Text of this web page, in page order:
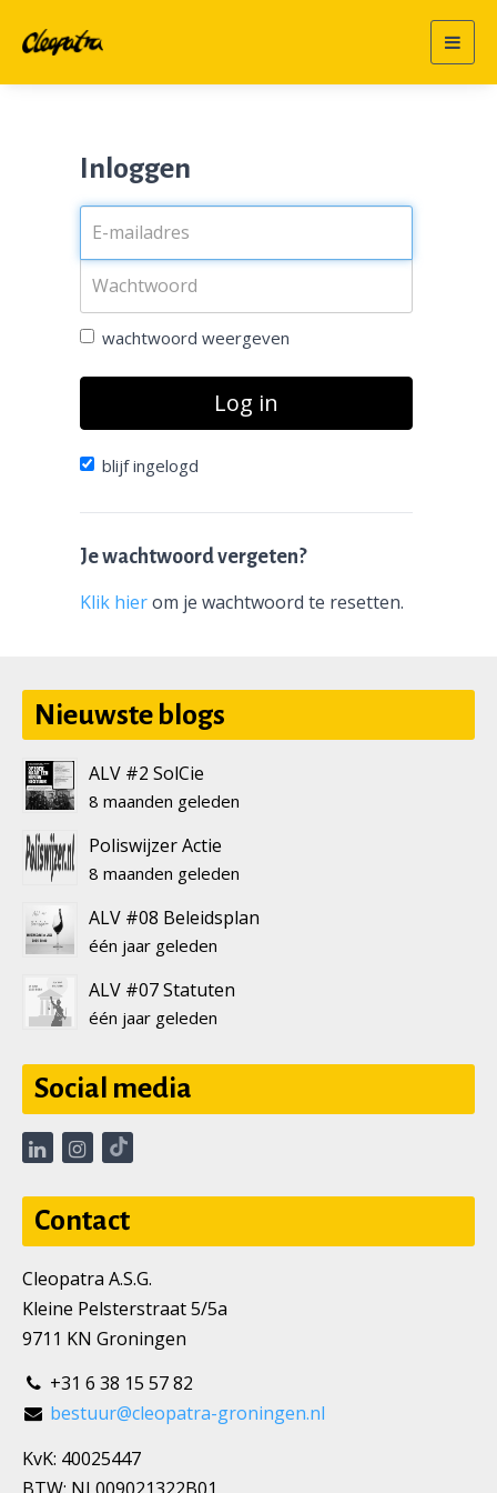
Inloggen
wachtwoord weergeven
Log in
blijf ingelogd
Je wachtwoord vergeten?
Klik hierom je wachtwoord te resetten.
Nieuwste blogs
ALV #2 SolCie
8 maanden geleden
Poliswijzer Actie
8 maanden geleden
ALV #08 Beleidsplan
één jaar geleden
ALV #07 Statuten
één jaar geleden
Social media
Contact
Cleopatra A.S.G.
Kleine Pelsterstraat 5/5a
9711 KN Groningen
+31 6 38 15 57 82
bestuur@cleopatra-groningen.nl
KvK: 40025447
BTW: NL009021322B01